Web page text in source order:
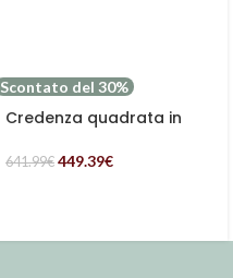
Scontato del 30%
Credenza quadrata in
641.99€ 449.39€